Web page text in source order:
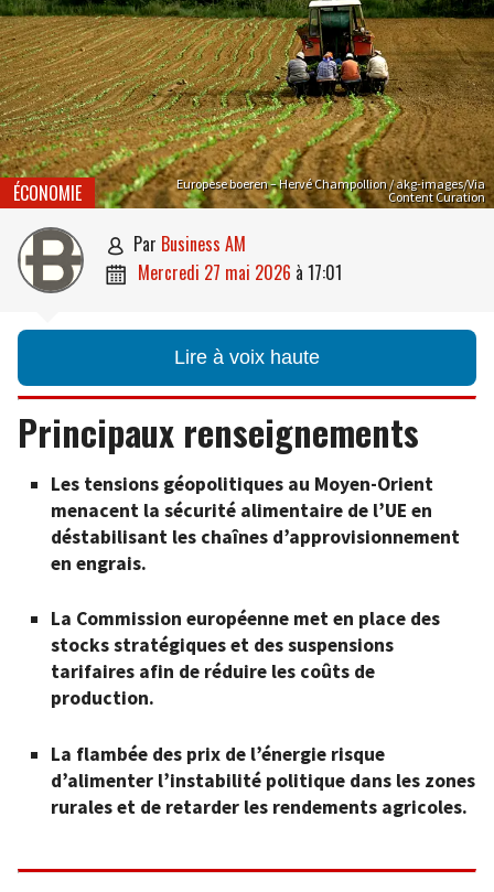
Europese boeren – Hervé Champollion / akg-images/Via
Content Curation
ÉCONOMIE
 par Business AM
 mercredi 27 mai 2026 à 17:01
Lire à voix haute
Principaux renseignements
Les tensions géopolitiques au Moyen-Orient
menacent la sécurité alimentaire de l’UE en
déstabilisant les chaînes d’approvisionnement
en engrais.
La Commission européenne met en place des
stocks stratégiques et des suspensions
tarifaires afin de réduire les coûts de
production.
La flambée des prix de l’énergie risque
d’alimenter l’instabilité politique dans les zones
rurales et de retarder les rendements agricoles.